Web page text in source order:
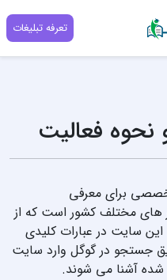
تعرفه تبلیغات
نحوه فعالیت
برای معرفی
های مختلف کشور است که از
این سایت در عبارات کلیدی
جستجو در گوگل وارد سایت
شده آشنا می شوند.